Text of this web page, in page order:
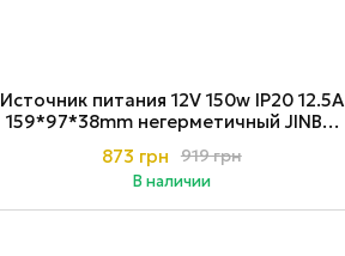
Источник питания 12V 150w ІР20 12.5A
159*97*38mm негерметичный JINBO
919 грн
873 грн
В наличии